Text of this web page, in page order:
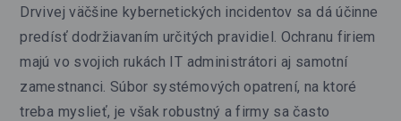
Drvivej väčšine kybernetických incidentov sa dá účinne
predísť dodržiavaním určitých pravidiel. Ochranu firiem
majú vo svojich rukách IT administrátori aj samotní
zamestnanci. Súbor systémových opatrení, na ktoré
treba myslieť, je však robustný a firmy sa často